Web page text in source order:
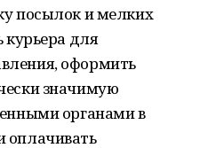
посылок и мелких
курьера для
оформить
значимую
органами в
оплачивать